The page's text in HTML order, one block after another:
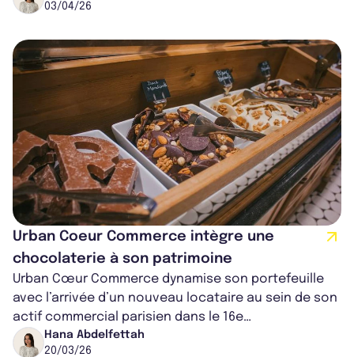
03/04/26
Urban Coeur Commerce intègre une
chocolaterie à son patrimoine
Urban Cœur Commerce dynamise son portefeuille
avec l’arrivée d’un nouveau locataire au sein de son
actif commercial parisien dans le 16e
arrondissement. Il s'agit d’une chocolateri...
Hana Abdelfettah
20/03/26